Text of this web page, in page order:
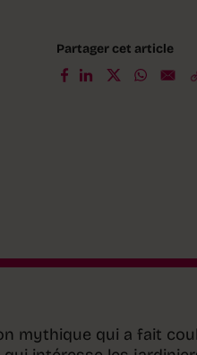
Partager cet article
mythique qui a fait